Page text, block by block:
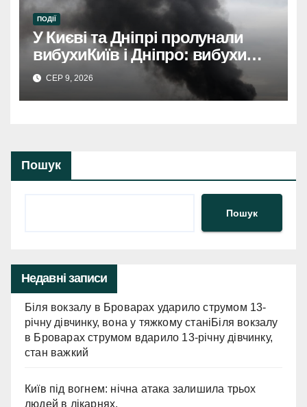
ПОДІЇ
У Києві та Дніпрі пролунали
вибухиКиїв і Дніпро: вибухи
розбудили міста.
СЕР 9, 2026
Пошук
Пошук
Недавні записи
Біля вокзалу в Броварах ударило струмом 13-
річну дівчинку, вона у тяжкому станіБіля вокзалу
в Броварах струмом вдарило 13-річну дівчинку,
стан важкий
Київ під вогнем: нічна атака залишила трьох
людей в лікарнях.